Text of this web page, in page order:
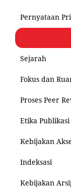
Pernyataan
Sejarah
Fokus dan
Proses Peer
Etika Publikasi
Kebijakan
Indeksasi
Kebijakan